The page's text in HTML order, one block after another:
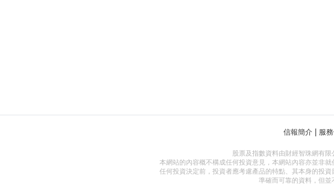
信報簡介 服
股票及指數資料由財經智珠網有
本網站的內容概不構成任何投資意見，本網站內容亦並非
任何投資決定前，投資者應考慮產品的特點、其本身的投
準確而可靠的資料，但並